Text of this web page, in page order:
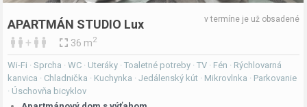
APARTMÁN STUDIO Lux
+ 36 m2
v termíne je už obsadené
Wi-Fi · Sprcha · WC · Uteráky · Toaletné potreby · TV · Fén · Rýchlovarná
kanvica · Chladnička · Kuchynka · Jedálenský kút · Mikrovlnka · Parkovanie
· Úschovňa bicyklov